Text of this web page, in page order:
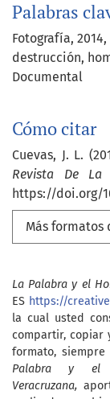
Palabras
Fotografía 2014
destrucción
Documental
Cómo citar
Cuevas, J. L.
Revista De La
https://doi.org/
Más formatos
La Palabra y el
ES https://
la cual usted
compartir, copiar
formato,
Palabra y el
Veracruzana,